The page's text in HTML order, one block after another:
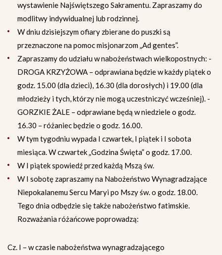
wystawienie Najświętszego Sakramentu. Zapraszamy do
modlitwy indywidualnej lub rodzinnej.
W dniu dzisiejszym ofiary zbierane do puszki są
przeznaczone na pomoc misjonarzom „Ad gentes”.
Zapraszamy do udziału w nabożeństwach wielkopostnych: -
DROGA KRZYŻOWA – odprawiana będzie w każdy piątek o
godz. 15.00 (dla dzieci), 16.30 (dla dorosłych) i 19.00 (dla
młodzieży i tych, którzy nie mogą uczestniczyć wcześniej). -
GORZKIE ŻALE – odprawiane będą w niedziele o godz.
16.30 – różaniec będzie o godz. 16.00.
W tym tygodniu wypada I czwartek, I piątek i I sobota
miesiąca. W czwartek „Godzina Święta” o godz. 17.00.
W I piątek spowiedź przed każdą Mszą św.
W I sobotę zapraszamy na Nabożeństwo Wynagradzające
Niepokalanemu Sercu Maryi po Mszy św. o godz. 18.00.
Tego dnia odbędzie się także nabożeństwo fatimskie.
Rozważania różańcowe poprowadzą:
Cz. I – w czasie nabożeństwa wynagradzającego